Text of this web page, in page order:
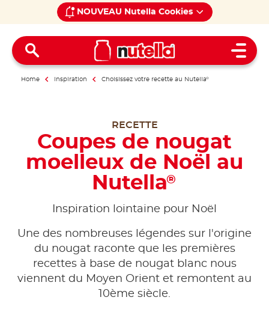
NOUVEAU Nutella Cookies
Open
Home Inspiration Choisissez votre recette au Nutella®
RECETTE
Coupes de nougat
moelleux de Noël au
Nutella®
Inspiration lointaine pour Noël
Une des nombreuses légendes sur l'origine
du nougat raconte que les premières
recettes à base de nougat blanc nous
viennent du Moyen Orient et remontent au
10ème siècle.